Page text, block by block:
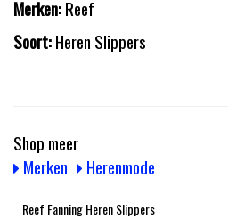
Merken:Reef
Soort:Heren Slippers
Shop meer
Merken
Herenmode
Reef Fanning Heren Slippers